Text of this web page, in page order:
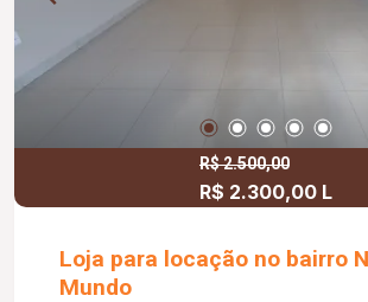
R$ 2.500,00
R$ 2.300,00 L
Loja para locação no bairro
Mundo